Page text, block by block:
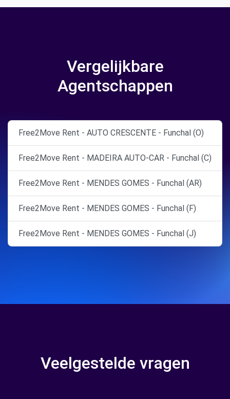
Vergelijkbare
Agentschappen
Free2Move Rent - AUTO CRESCENTE - Funchal (O)
Free2Move Rent - MADEIRA AUTO-CAR - Funchal (C)
Free2Move Rent - MENDES GOMES - Funchal (AR)
Free2Move Rent - MENDES GOMES - Funchal (F)
Free2Move Rent - MENDES GOMES - Funchal (J)
Veelgestelde vragen